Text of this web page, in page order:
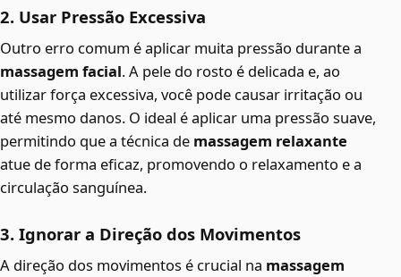
2. Usar Pressão Excessiva
Outro erro comum é aplicar muita pressão durante a
massagem facial. A pele do rosto é delicada e, ao
utilizar força excessiva, você pode causar irritação ou
até mesmo danos. O ideal é aplicar uma pressão suave,
permitindo que a técnica de massagem relaxante
atue de forma eficaz, promovendo o relaxamento e a
circulação sanguínea.
3. Ignorar a Direção dos Movimentos
A direção dos movimentos é crucial na massagem